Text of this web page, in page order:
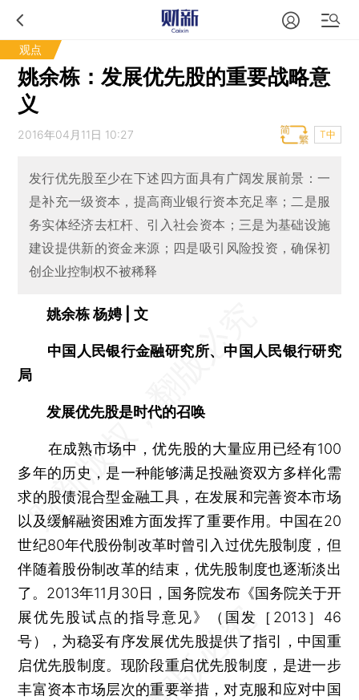
观点
姚余栋：发展优先股的重要战略意
义
2016年04月11日 10:27 T中
发行优先股至少在下述四方面具有广阔发展前景：一
是补充一级资本，提高商业银行资本充足率；二是服
务实体经济去杠杆、引入社会资本；三是为基础设施
建设提供新的资金来源；四是吸引风险投资，确保初
创企业控制权不被稀释
姚余栋 杨娉 | 文
中国人民银行金融研究所、中国人民银行研究
局
发展优先股是时代的召唤
在成熟市场中，优先股的大量应用已经有100
多年的历史，是一种能够满足投融资双方多样化需
求的股债混合型金融工具，在发展和完善资本市场
以及缓解融资困难方面发挥了重要作用。中国在20
世纪80年代股份制改革时曾引入过优先股制度，但
伴随着股份制改革的结束，优先股制度也逐渐淡出
了。2013年11月30日，国务院发布《国务院关于开
展优先股试点的指导意见》（国发［2013］46
号），为稳妥有序发展优先股提供了指引，中国重
启优先股制度。现阶段重启优先股制度，是进一步
丰富资本市场层次的重要举措，对克服和应对中国